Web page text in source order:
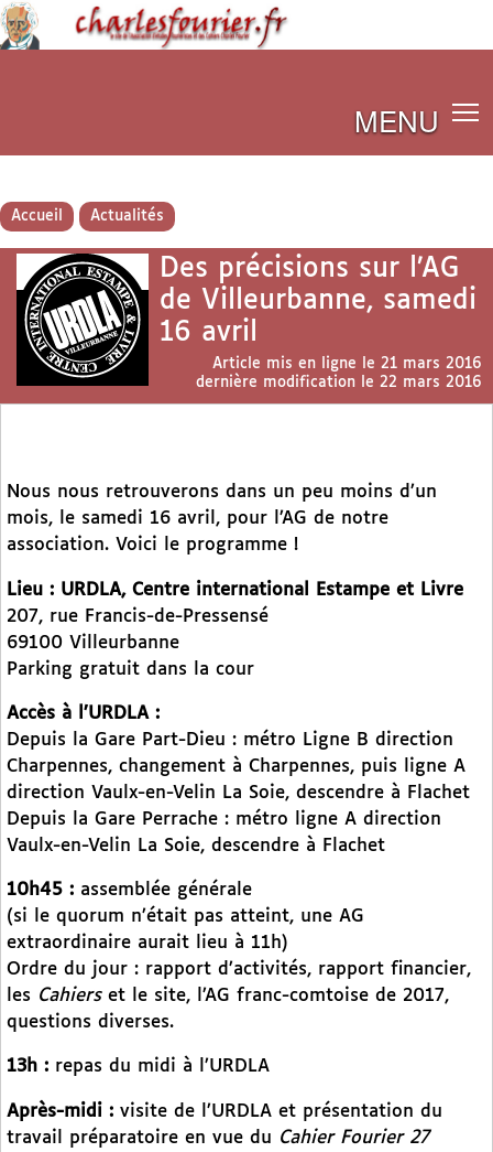
MENU
Accueil Actualités
Des précisions sur l’AG
de Villeurbanne, samedi
16 avril
Article mis en ligne le 21 mars 2016
dernière modification le 22 mars 2016
Nous nous retrouverons dans un peu moins d’un
mois, le samedi 16 avril, pour l’AG de notre
association. Voici le programme !
Lieu : URDLA, Centre international Estampe et Livre
207, rue Francis-de-Pressensé
69100 Villeurbanne
Parking gratuit dans la cour
Accès à l’URDLA :
Depuis la Gare Part-Dieu : métro Ligne B direction
Charpennes, changement à Charpennes, puis ligne A
direction Vaulx-en-Velin La Soie, descendre à Flachet
Depuis la Gare Perrache : métro ligne A direction
Vaulx-en-Velin La Soie, descendre à Flachet
10h45 : assemblée générale
(si le quorum n’était pas atteint, une AG
extraordinaire aurait lieu à 11h)
Ordre du jour : rapport d’activités, rapport financier,
les Cahierset le site, l’AG franc-comtoise de 2017,
questions diverses.
13h : repas du midi à l’URDLA
Après-midi : visite de l’URDLA et présentation du
travail préparatoire en vue du Cahier Fourier 27